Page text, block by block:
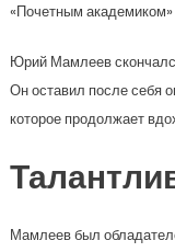
«Почетным
Юрий Мамлеев
Он оставил после себя
которое продолжает
Мамлеев был